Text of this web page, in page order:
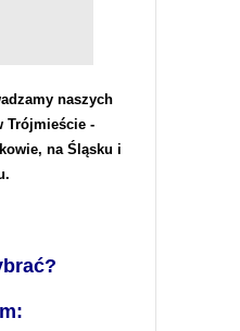
naszych
Trójmieście -
, na Śląsku i
.